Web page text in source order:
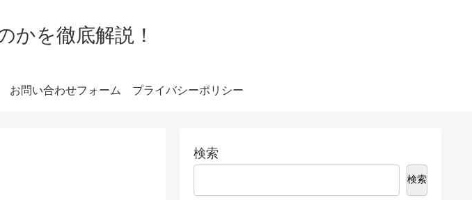
かを徹底解説！
お問い合わせフォーム プライバシーポリシー
検索
検索